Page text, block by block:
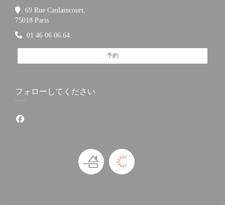
69 Rue Caulaincourt,
75018 Paris((新しいウィンドウで開きます))
01 46 06 06 64
予約
フォローしてください
Facebook ((新しいウィンドウで開きます))